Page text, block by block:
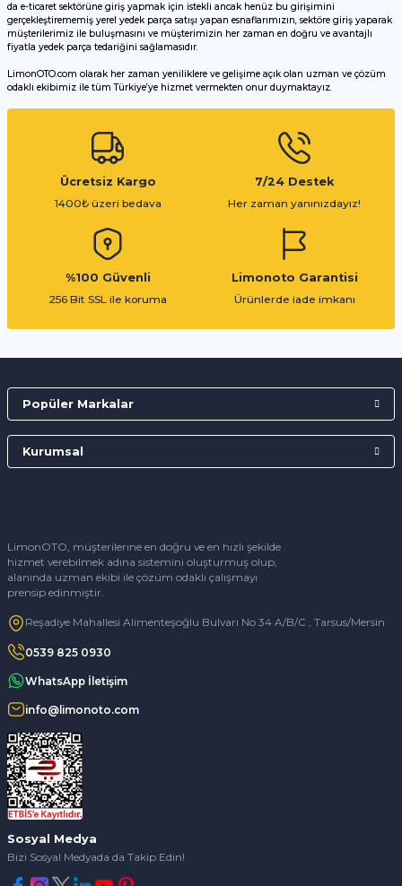
Bu ürüne benzer farklı alternatifler olmalı.
da e-ticaret sektörüne giriş yapmak için istekli ancak henüz bu girişimini
gerçekleştirememiş yerel yedek parça satışı yapan esnaflarımızın, sektöre giriş yaparak
müşterilerimiz ile buluşmasını ve müşterimizin her zaman en doğru ve avantajlı
fiyatla yedek parça tedariğini sağlamasıdır.
LimonOTO.com olarak her zaman yeniliklere ve gelişime açık olan uzman ve çözüm
odaklı ekibimiz ile tüm Türkiye’ye hizmet vermekten onur duymaktayız.
Ücretsiz Kargo
1400₺ üzeri bedava
7/24 Destek
Her zaman yanınızdayız!
%100 Güvenli
256 Bit SSL ile koruma
Limonoto Garantisi
Ürünlerde iade imkanı
LimonOTO, müşterilerine en doğru ve en hızlı şekilde
hizmet verebilmek adına sistemini oluşturmuş olup,
alanında uzman ekibi ile çözüm odaklı çalışmayı
prensip edinmiştir.
Reşadiye Mahallesi Alimenteşoğlu Bulvarı No 34 A/B/C , Tarsus/Mersin
0539 825 0930
WhatsApp İletişim
info@limonoto.com
Popüler Markalar
Kurumsal
Sosyal Medya
Bizi Sosyal Medyada da Takip Edin!